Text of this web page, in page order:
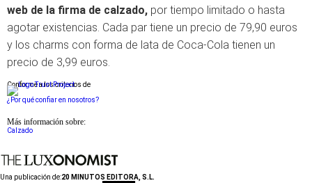
web de la firma de calzado, por tiempo limitado o hasta
agotar existencias. Cada par tiene un precio de 79,90 euros
y los charms con forma de lata de Coca-Cola tienen un
precio de 3,99 euros.
Conforme a los criterios de
¿Por qué confiar en nosotros?
Más información sobre:
Calzado
Una publicación de:20 MINUTOS EDITORA, S.L.